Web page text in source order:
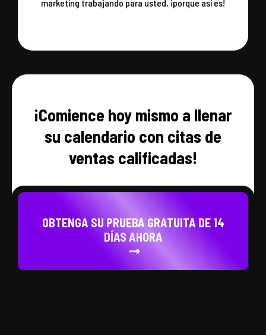
marketing trabajando para usted, ¡porque así es!
¡Comience hoy mismo a llenar
su calendario con citas de
ventas calificadas!
OBTENGA SU PRUEBA GRATUITA DE 14
DÍAS AHORA